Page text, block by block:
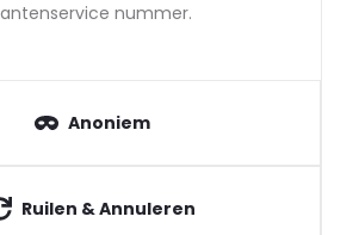
nummer.
Anoniem
Ruilen & Annuleren